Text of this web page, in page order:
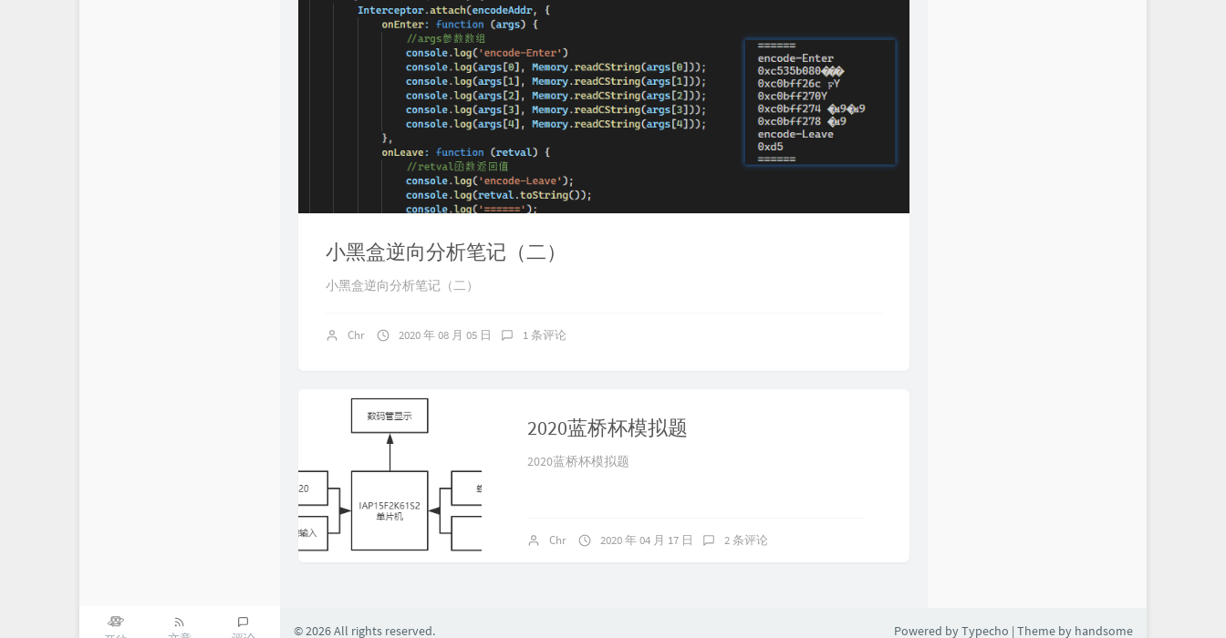
小黑盒逆向分析笔记（二）
小黑盒逆向分析笔记（二）
Chr 2020 年 08 月 05 日 1 条评论
2020蓝桥杯模拟题
2020蓝桥杯模拟题
Chr 2020 年 04 月 17 日 2 条评论
Powered byTypecho | Theme by handsome
© 2026 All rights reserved.